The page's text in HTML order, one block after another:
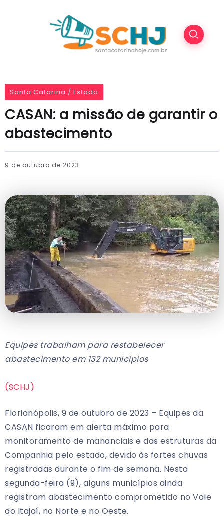
Santa Catarina / Estado
CASAN: a missão de garantir o
abastecimento
9 de outubro de 2023
Equipes trabalham para restabelecer
abastecimento em 132 municípios
(SCHJ)
Florianópolis, 9 de outubro de 2023 – Equipes da
CASAN ficaram em alerta máximo para
monitoramento de mananciais e das estruturas da
Companhia pelo estado, devido às fortes chuvas
registradas durante o fim de semana. Nesta
segunda-feira (9), alguns municípios ainda
registram abastecimento comprometido no Vale
do Itajaí, no Norte e no Oeste.